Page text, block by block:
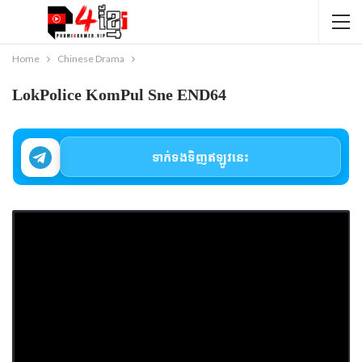
Home Chinese Drama
LokPolice KomPul Sne END64
ទាក់ទងទិញឥឡូវនេះ